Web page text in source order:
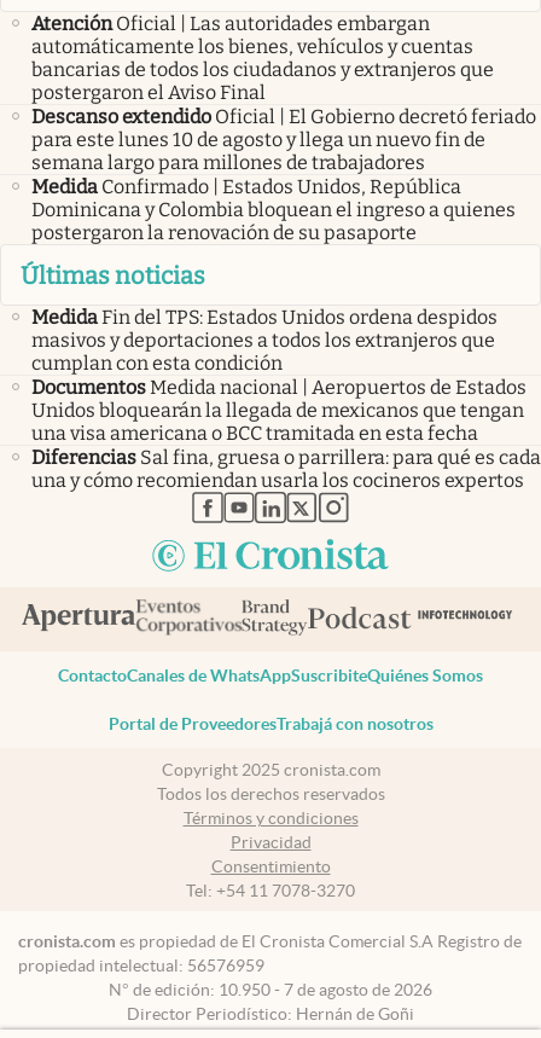
Atención Oficial | Las autoridades embargan
automáticamente los bienes, vehículos y cuentas
bancarias de todos los ciudadanos y extranjeros que
postergaron el Aviso Final
Descanso extendido Oficial | El Gobierno decretó feriado
para este lunes 10 de agosto y llega un nuevo fin de
semana largo para millones de trabajadores
Medida Confirmado | Estados Unidos, República
Dominicana y Colombia bloquean el ingreso a quienes
postergaron la renovación de su pasaporte
Últimas noticias
MedidaFin del TPS: Estados Unidos ordena despidos
masivos y deportaciones a todos los extranjeros que
cumplan con esta condición
DocumentosMedida nacional | Aeropuertos de Estados
Unidos bloquearán la llegada de mexicanos que tengan
una visa americana o BCC tramitada en esta fecha
Diferencias Sal fina, gruesa o parrillera: para qué es cada
una y cómo recomiendan usarla los cocineros expertos
abre en nueva pestaña
abre en nueva pestaña
abre en nueva pestaña
abre en nueva pestaña
abre en nueva pestaña
ContactoCanales de WhatsAppSuscribiteQuiénes Somos
Portal de ProveedoresTrabajá con nosotros
Copyright 2025 cronista.com
Todos los derechos reservados
Términos y condiciones
Privacidad
Consentimiento
Tel: +54 11 7078-3270
cronista.com es propiedad de El Cronista Comercial S.A Registro de
propiedad intelectual: 56576959
N° de edición: 10.950 - 7 de agosto de 2026
Director Periodístico: Hernán de Goñi